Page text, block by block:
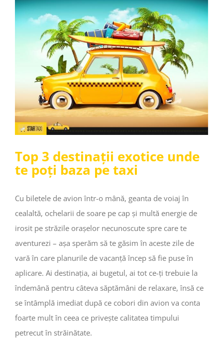
View
Larger
Top 3 destinații exotice unde
te poți baza pe taxi
Cu biletele de avion într-o mână, geanta de voiaj în
cealaltă, ochelarii de soare pe cap și multă energie de
irosit pe străzile orașelor necunoscute spre care te
aventurezi – așa sperăm să te găsim în aceste zile de
vară în care planurile de vacanță încep să fie puse în
aplicare. Ai destinația, ai bugetul, ai tot ce-ți trebuie la
îndemână pentru câteva săptămâni de relaxare, însă ce
se întâmplă imediat după ce cobori din avion va conta
foarte mult în ceea ce privește calitatea timpului
petrecut în străinătate.